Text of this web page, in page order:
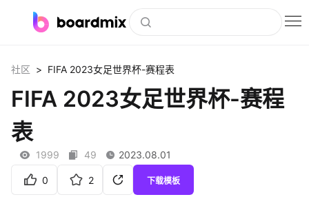
社区资源
企业服务
社区 > FIFA 2023女足世界杯-赛程表
FIFA 2023女足世界杯-赛程
表
1999 49 2023.08.01
0 2 下载模板